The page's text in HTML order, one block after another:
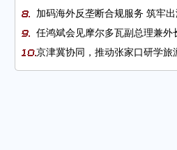
加码海外反垄断合规服务 筑牢
任鸿斌会见摩尔多瓦副总理兼外
京津冀协同，推动张家口研学旅
海南省贸促会组织经贸代表团赴